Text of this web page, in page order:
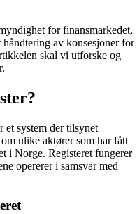
for finansmarkedet,
håndtering av konsesjoner for
skal vi utforske og
et system der tilsynet
ulike aktører som har fått
i Norge. Registeret fungerer
opererer i samsvar med